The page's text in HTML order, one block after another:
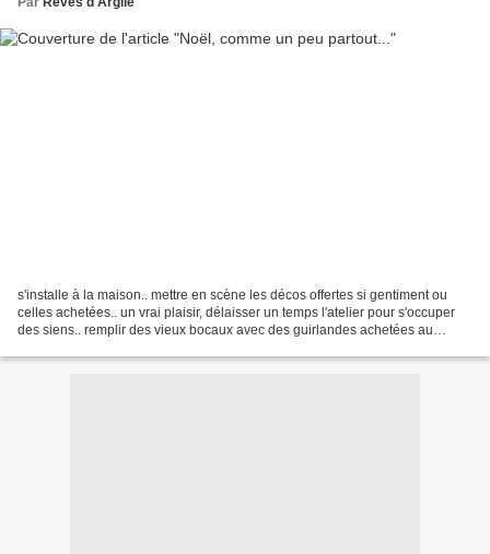
s'installe à la maison.. mettre en scène les décos offertes si gentiment ou
celles achetées.. un vrai plaisir, délaisser un temps l'atelier pour s'occuper
des siens.. remplir des vieux bocaux avec des guirlandes achetées au